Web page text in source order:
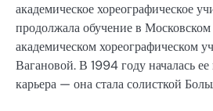
академическое хореографическое
продолжала обучение в Московском
академическом хореографическом
Вагановой. В 1994 году началась
карьера — она стала солисткой